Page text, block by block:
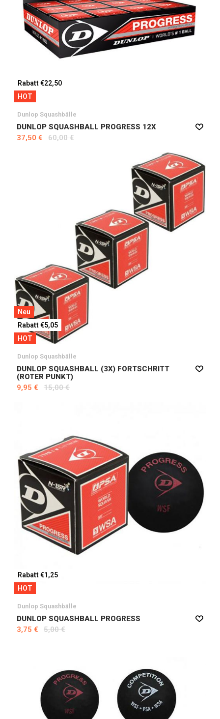
Rabatt €22,50
HOT
Dunlop Squashbälle
DUNLOP SQUASHBALL PROGRESS 12X
37,50 €
60,00 €
Neu
Rabatt €5,05
HOT
Dunlop Squashbälle
DUNLOP SQUASHBALL (3X) FORTSCHRITT
(ROTER PUNKT)
9,95 €
15,00 €
Rabatt €1,25
HOT
Dunlop Squashbälle
DUNLOP SQUASHBALL PROGRESS
3,75 €
5,00 €